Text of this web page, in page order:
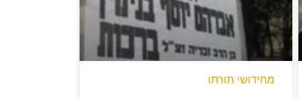
מחידושי תורתו